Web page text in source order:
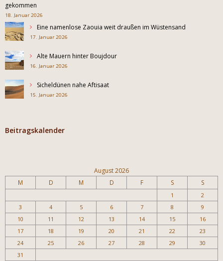
gekommen
18. Januar 2026
Eine namenlose Zaouia weit draußen im Wüstensand
17. Januar 2026
Alte Mauern hinter Boujdour
16. Januar 2026
Sicheldünen nahe Aftisaat
15. Januar 2026
Beitragskalender
August 2026
M D M D F S S
1
2
3
4 5 6 7 8
9
10
11 12 13 14 15
16
17
18 19 20 21 22
23
24
25 26 27 28 29
30
31